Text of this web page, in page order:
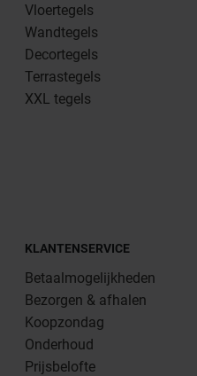
Vloertegels
Wandtegels
Decortegels
Terrastegels
XXL tegels
KLANTENSERVICE
Betaalmogelijkheden
Bezorgen & afhalen
Koopzondag
Onderhoud
Prijsbelofte